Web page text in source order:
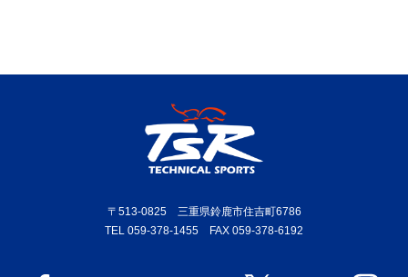
〒513-0825 三重県鈴鹿市住吉町6786
TEL 059-378-1455 FAX 059-378-6192